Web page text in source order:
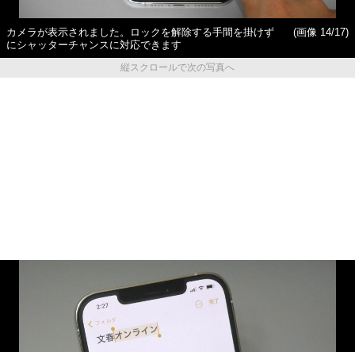
カメラが表示されました。ロックを解除する手間を掛けず
にシャッターチャンスに対応できます
(画像 14/17)
縦スクロールで次の写真へ